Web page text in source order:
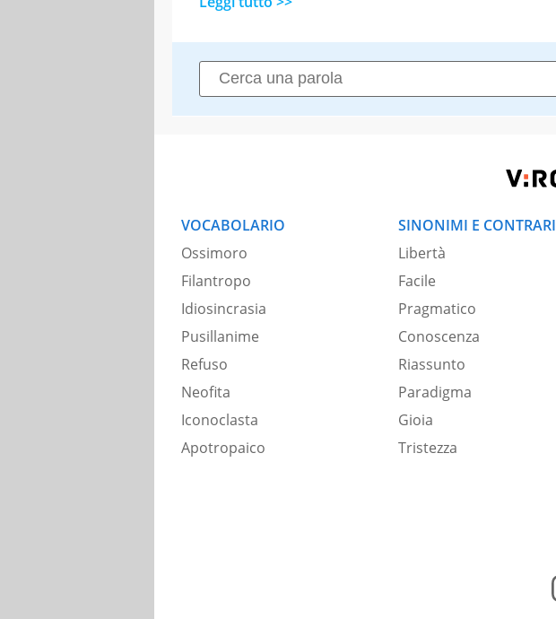
VOCABOLARIO
Ossimoro
Filantropo
Idiosincrasia
Pusillanime
Refuso
Neofita
Iconoclasta
Apotropaico
SINONIMI E CONTRARI
Libertà
Facile
Pragmatico
Conoscenza
Riassunto
Paradigma
Gioia
Tristezza